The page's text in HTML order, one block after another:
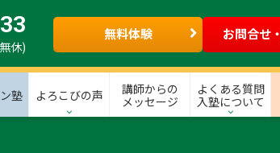
休)
無料体験 お問合せ
塾 よろこびの声
講師からの
メッセージ
よくある質問
入塾について